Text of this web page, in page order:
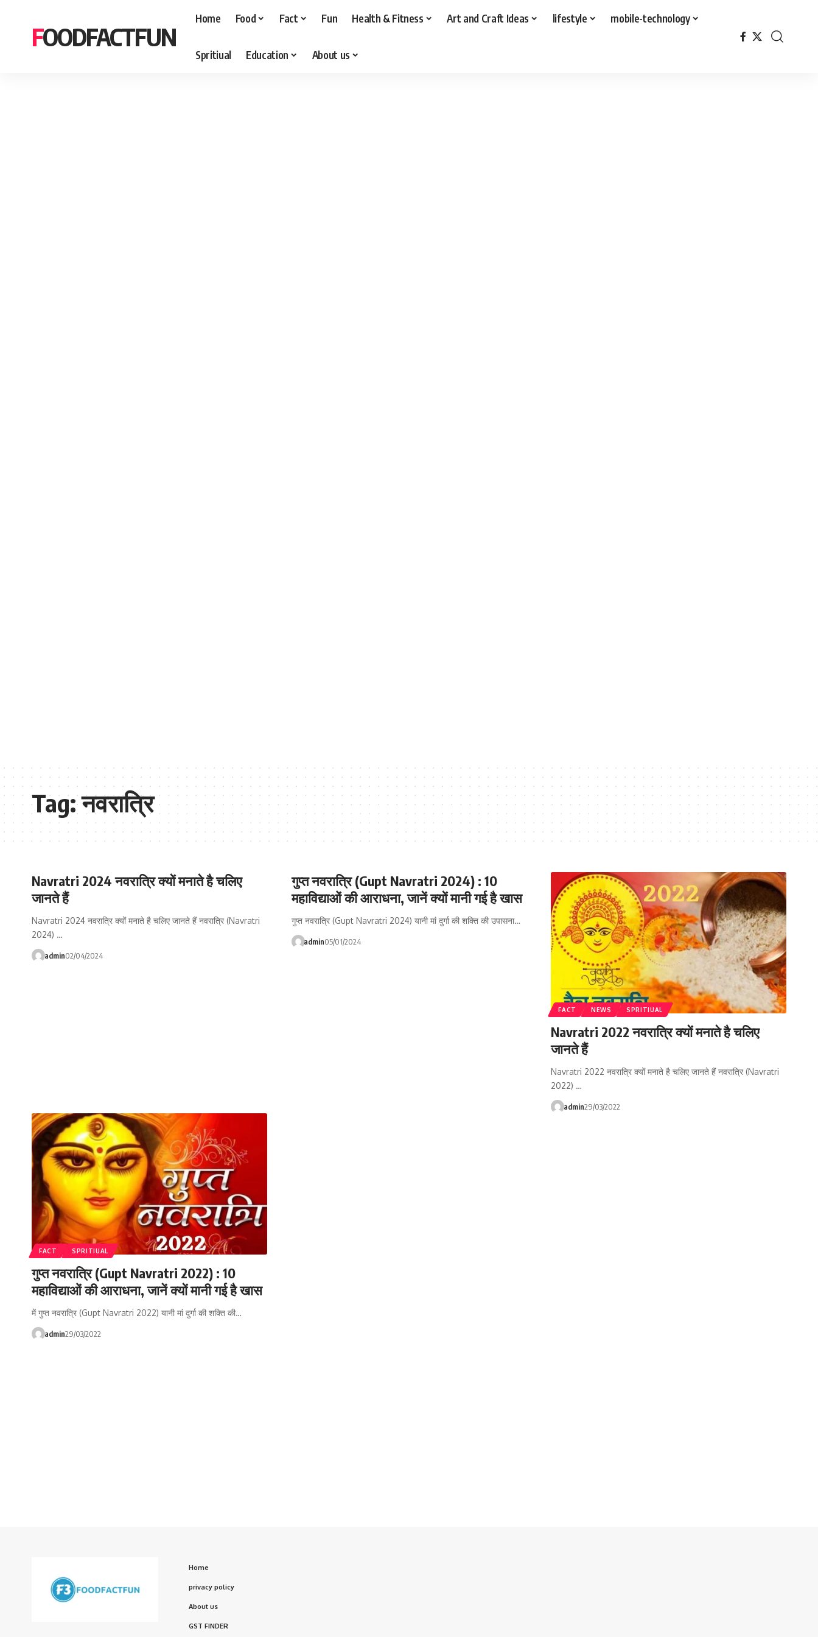
FOODFACTFUN
Home Food Fact Fun Health & Fitness Art and Craft Ideas lifestyle mobile-technology
Spritiual Education About us
Tag:नवरात्रि
Navratri 2024 नवरात्रि क्यों मनाते है चलिए
जानते हैं
Navratri 2024 नवरात्रि क्यों मनाते है चलिए जानते हैं नवरात्रि (Navratri
2024) …
admin02/04/2024
गुप्त नवरात्रि (Gupt Navratri 2024) : 10
महाविद्याओं की आराधना, जानें क्यों मानी गई है खास
गुप्त नवरात्रि (Gupt Navratri 2024) यानी मां दुर्गा की शक्ति की उपासना…
admin05/01/2024
FACT NEWS SPRITIUAL
Navratri 2022 नवरात्रि क्यों मनाते है चलिए
जानते हैं
Navratri 2022 नवरात्रि क्यों मनाते है चलिए जानते हैं नवरात्रि (Navratri
2022) …
admin29/03/2022
FACT SPRITIUAL
गुप्त नवरात्रि (Gupt Navratri 2022) : 10
महाविद्याओं की आराधना, जानें क्यों मानी गई है खास
में गुप्त नवरात्रि (Gupt Navratri 2022) यानी मां दुर्गा की शक्ति की…
admin29/03/2022
Home
privacy policy
About us
GST FINDER